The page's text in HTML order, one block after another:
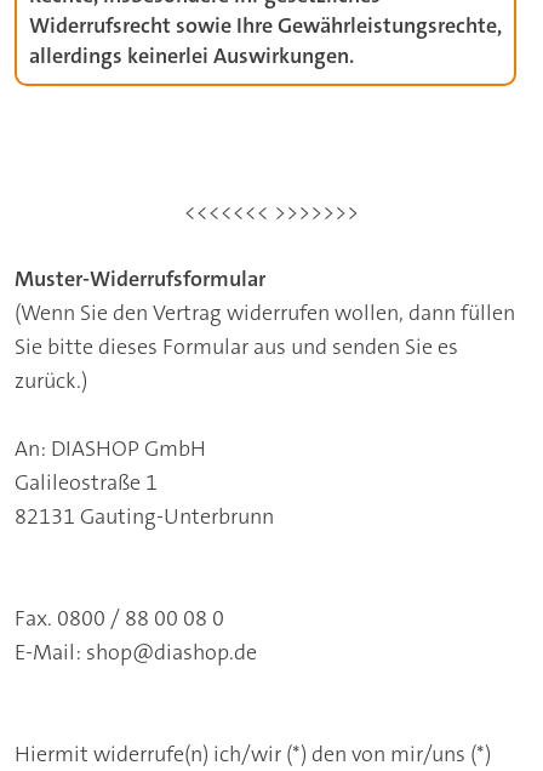
Widerrufsrecht sowie Ihre Gewährleistungsrechte,
allerdings keinerlei Auswirkungen.
<<<<<<< >>>>>>>
Muster-Widerrufsformular
(Wenn Sie den Vertrag widerrufen wollen, dann füllen
Sie bitte dieses Formular aus und senden Sie es
zurück.)
An: DIASHOP GmbH
Galileostraße 1
82131 Gauting-Unterbrunn
Fax. 0800 / 88 00 08 0
E-Mail: shop@diashop.de
Hiermit widerrufe(n) ich/wir (*) den von mir/uns (*)